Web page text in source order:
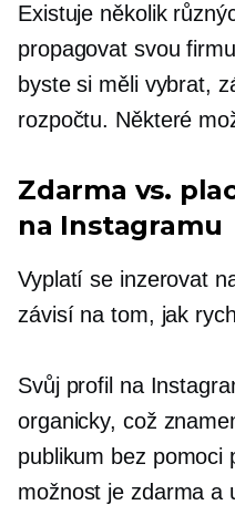
Existuje několik
propagovat svou
byste si měli vybrat,
rozpočtu. Některé
Zdarma vs.
na Instagramu
Vyplatí se inzerovat
závisí na tom, jak
Svůj profil na
organicky, což
publikum bez pomoci
možnost je zdarma a